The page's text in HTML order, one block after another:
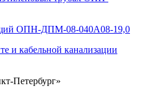
ОПН-ДПМ-08-040А08-19,0
и кабельной канализации
Петербург»